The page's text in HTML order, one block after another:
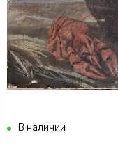
В наличии